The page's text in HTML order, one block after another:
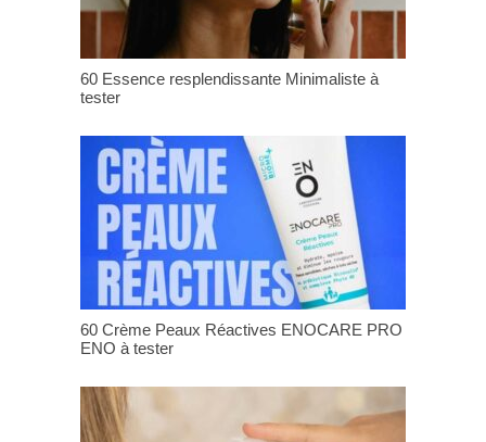
60 Essence resplendissante Minimaliste à
tester
60 Crème Peaux Réactives ENOCARE PRO
ENO à tester